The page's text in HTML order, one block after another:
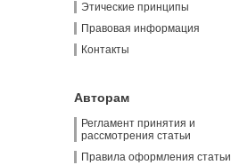
Этические принципы
Правовая информация
Контакты
Авторам
Регламент принятия и
рассмотрения статьи
Правила оформления статьи